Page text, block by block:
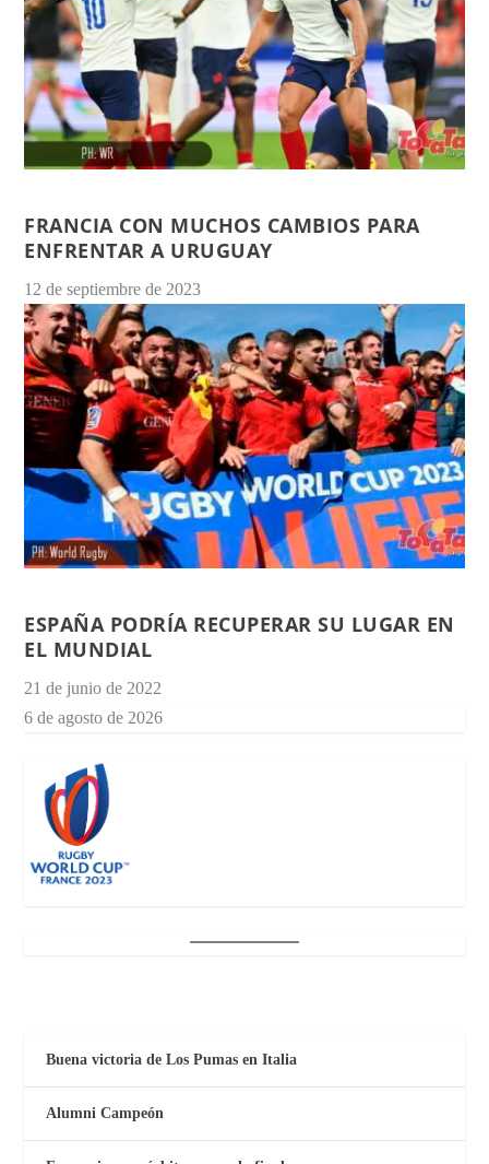
FRANCIA CON MUCHOS CAMBIOS PARA
ENFRENTAR A URUGUAY
12 de septiembre de 2023
ESPAÑA PODRÍA RECUPERAR SU LUGAR EN
EL MUNDIAL
21 de junio de 2022
6 de agosto de 2026
Buena victoria de Los Pumas en Italia
Alumni Campeón